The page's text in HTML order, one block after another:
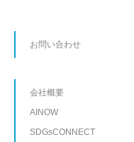
お問い合わせ
会社概要
AINOW
SDGsCONNECT